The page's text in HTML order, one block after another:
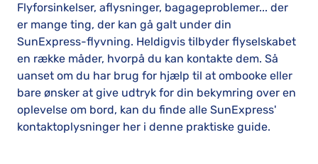
Flyforsinkelser, aflysninger, bagageproblemer... der
er mange ting, der kan gå galt under din
SunExpress-flyvning. Heldigvis tilbyder flyselskabet
en række måder, hvorpå du kan kontakte dem. Så
uanset om du har brug for hjælp til at ombooke eller
bare ønsker at give udtryk for din bekymring over en
oplevelse om bord, kan du finde alle SunExpress'
kontaktoplysninger her i denne praktiske guide.